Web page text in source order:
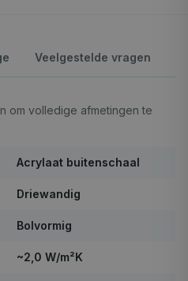
Veelgestelde vragen
om volledige afmetingen te
Acrylaat buitenschaal
Driewandig
Bolvormig
~2,0 W/m²K